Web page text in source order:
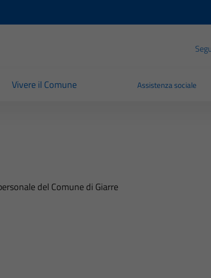
Vivere il Comune Assistenza sociale
del Comune di Giarre